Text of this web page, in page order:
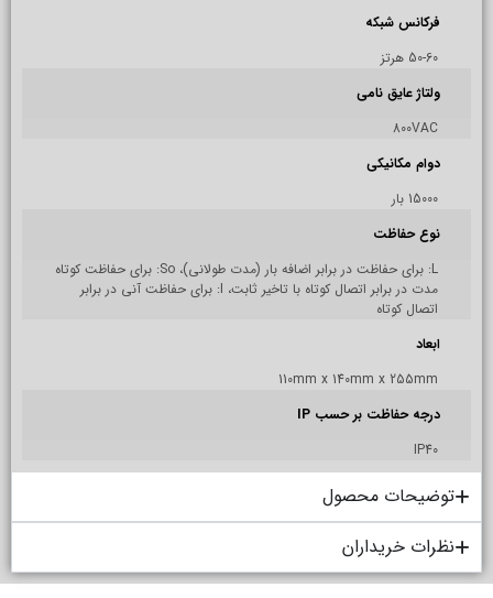
فرکانس شبکه
50-60 هرتز
ولتاژ عایق نامی
800VAC
دوام مکانیکی
15000 بار
نوع حفاظت
L: برای حفاظت در برابر اضافه بار (مدت طولانی)، So: برای حفاظت کوتاه
مدت در برابر اتصال کوتاه با تاخیر ثابت، I: برای حفاظت آنی در برابر
اتصال کوتاه
ابعاد
110mm x 140mm x 255mm
درجه حفاظت بر حسب IP
IP40
توضیحات محصول
نظرات خریداران